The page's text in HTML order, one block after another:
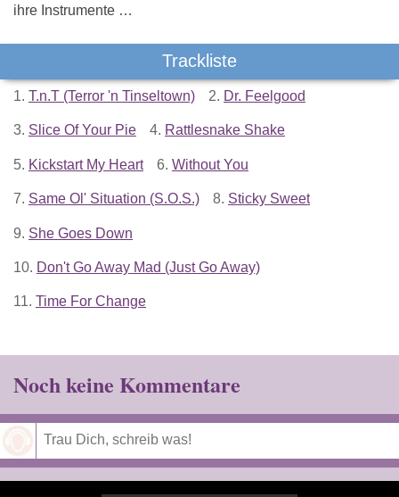
ihre Instrumente …
Trackliste
1. T.n.T (Terror 'n Tinseltown) 2. Dr. Feelgood
3. Slice Of Your Pie 4. Rattlesnake Shake
5. Kickstart My Heart 6. Without You
7. Same Ol' Situation (S.O.S.) 8. Sticky Sweet
9. She Goes Down
10. Don't Go Away Mad (Just Go Away)
11. Time For Change
Noch keine Kommentare